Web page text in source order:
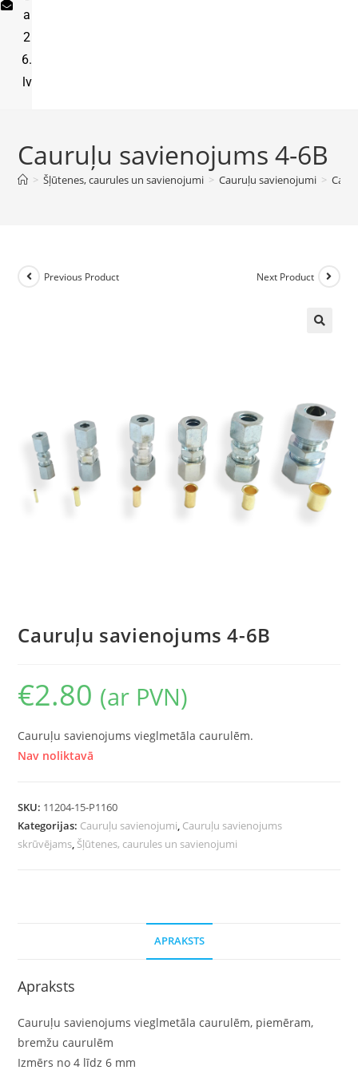
a
2
6.
lv
Cauruļu savienojums 4-6B
> Šļūtenes, caurules un savienojumi > Cauruļu savienojumi >
Previous Product Next Product
Cauruļu savienojums 4-6B
€2.80 (ar PVN)
Cauruļu savienojums vieglmetāla caurulēm.
Nav noliktavā
SKU: 11204-15-P1160
Kategorijas: Cauruļu savienojumi, Cauruļu savienojums
skrūvējams, Šļūtenes, caurules un savienojumi
APRAKSTS
Apraksts
Cauruļu savienojums vieglmetāla caurulēm, piemēram,
bremžu caurulēm
Izmērs no 4 līdz 6 mm